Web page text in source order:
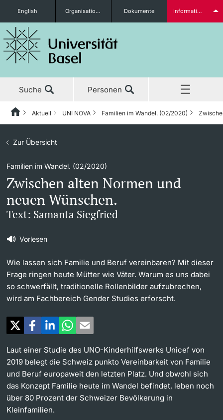
Studieninteressierte
Fördernde & Alumni
English Organisationseinheiten Dokumente Informationen für...
Suche Personen
Aktuell
Aktuell
News
Ehrungen & Preise
Newsletter
Universität in den Medien
Veranstaltungskalender
Social Media
UNI NOVA
UNI NOVA
UNI NOVA – Alle Ausgaben
UNI NOVA bestellen
Mediadaten
Service für Medien
Podcasts
Ukraine
Studium
Forschung
Lehre
Weiterbildung
Universität
HomeZurückAktuell UNI NOVA Familien im Wandel. (02/2020)
Zur Übersicht
Vorlesen
Familien im Wandel. (02/2020)
Zwischen alten Normen und
neuen Wünschen.
Text: Samanta Siegfried
Wie lassen sich Familie und Beruf vereinbaren? Mit dieser
Frage ringen heute Mütter wie Väter. Warum es uns dabei
so schwerfällt, traditionelle Rollenbilder aufzubrechen,
wird am Fachbereich Gender Studies erforscht.
Laut einer Studie des UNO-Kinderhilfswerks Unicef von
2019 belegt die Schweiz punkto Vereinbarkeit von Familie
und Beruf europaweit den letzten Platz. Und obwohl sich
das Konzept Familie heute im Wandel befindet, leben noch
über 80 Prozent der Schweizer Bevölkerung in
Kleinfamilien.